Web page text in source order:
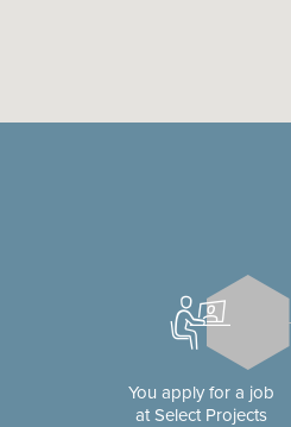
You apply for a job
at Select Projects